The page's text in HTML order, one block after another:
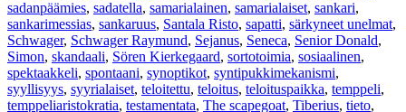
sadanpäämies, sadatella, samarialainen, samarialaiset, sankari,
sankarimessias, sankaruus, Santala Risto, sapatti, särkyneet unelmat,
Schwager, Schwager Raymund, Sejanus, Seneca, Senior Donald,
Simon, skandaali, Sören Kierkegaard, sortotoimia, sosiaalinen,
spektaakkeli, spontaani, synoptikot, syntipukkimekanismi,
syyllisyys, syyrialaiset, teloitettu, teloitus, teloituspaikka, temppeli,
temppeliaristokratia, testamentata, The scapegoat, Tiberius, tieto,